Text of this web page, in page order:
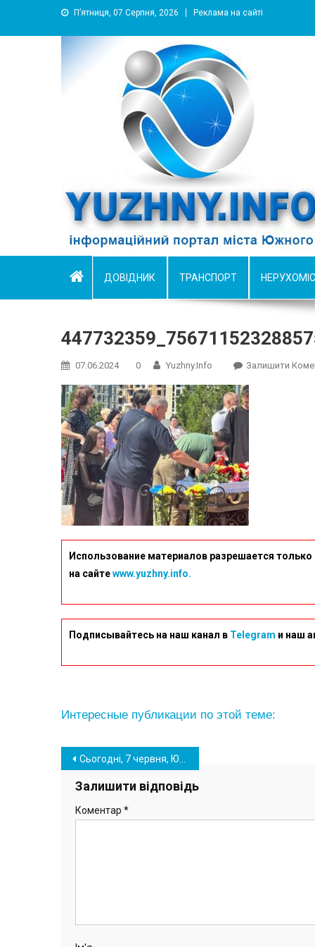
П’ятниця, 07 Серпня, 2026 Реклама на сайті
YUZHNY.INFO
информационный портал города Южный
ДОВІДНИК ТРАНСПОРТ
07.06.2024 0 Yuzhny.info Залишити
Использование материалов разрешается
на сайтеwww.yuzhny.info.
Подписывайтесь на наш канал в Telegram и наш
Интересные публикации по этой теме:
Навігація
записів
Сьогодні, 7 червня, Южненська громада знову в жалобі. Ми попрощалися з захисником України, мешканцем Южного – Юрієм Єлтуховим.
Залишити відповідь
Коментар *